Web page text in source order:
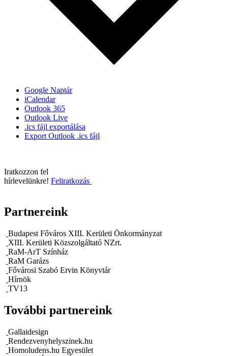
Google Naptár
iCalendar
Outlook 365
Outlook Live
.ics fájl exportálása
Export Outlook .ics fájl
Iratkozzon fel
hírlevelünkre! Feliratkozás
Partnereink
Budapest Főváros XIII. Kerületi Önkormányzat
XIII. Kerületi Közszolgáltató NZrt.
RaM-ArT Színház
RaM Garázs
Fővárosi Szabó Ervin Könyvtár
Hírnök
TV13
További partnereink
Gallaidesign
Rendezvenyhelyszinek.hu
Homoludens.hu Egyesület